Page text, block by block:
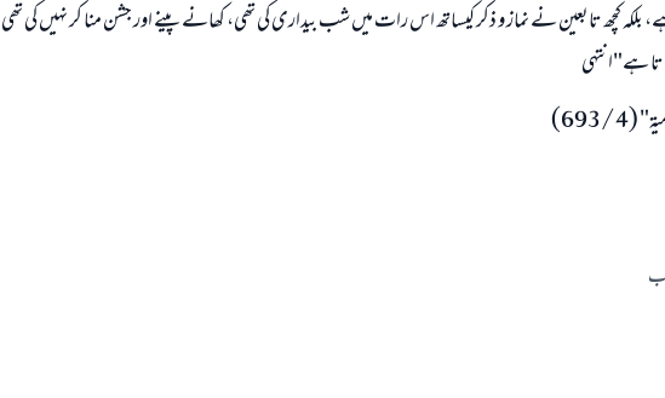
کچھ تابعین نے نماز و ذکر کیساتھ اس رات میں شب بیداری کی تھی، کھانے پینے اور جشن منا کر نہیں کی تھی
ہے"انتہی
/693)